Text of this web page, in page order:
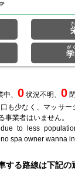
が
中、 0 状況不明、 0
も少なく、マッサ
事業者はいません。
to less
spa owner wanna
する路線は下記の